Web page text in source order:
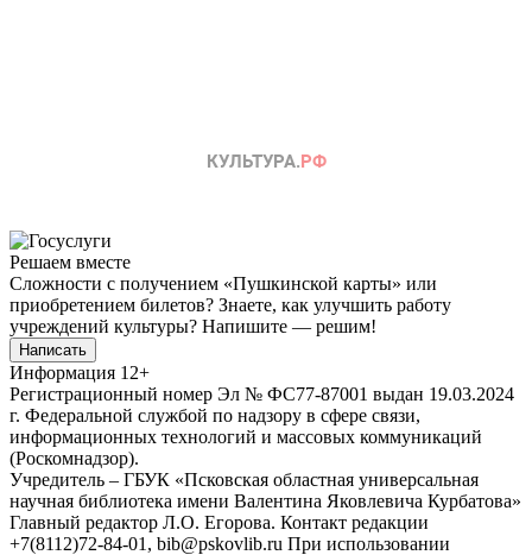
Решаем вместе
Сложности с получением «Пушкинской карты» или
приобретением билетов? Знаете, как улучшить работу
учреждений культуры? Напишите — решим!
Написать
Информация 12+
Регистрационный номер Эл № ФС77-87001 выдан 19.03.2024
г. Федеральной службой по надзору в сфере связи,
информационных технологий и массовых коммуникаций
(Роскомнадзор).
Учредитель – ГБУК «Псковская областная универсальная
научная библиотека имени Валентина Яковлевича Курбатова»
Главный редактор Л.О. Егорова. Контакт редакции
+7(8112)72-84-01, bib@pskovlib.ru При использовании